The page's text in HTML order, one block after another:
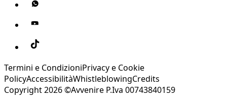
Termini e CondizioniPrivacy e Cookie
PolicyAccessibilitàWhistleblowingCredits
Copyright 2026 ©Avvenire P.Iva 00743840159